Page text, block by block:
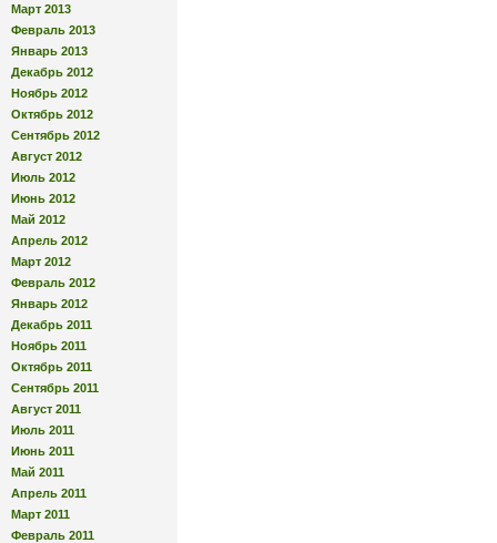
Март 2013
Февраль 2013
Январь 2013
Декабрь 2012
Ноябрь 2012
Октябрь 2012
Сентябрь 2012
Август 2012
Июль 2012
Июнь 2012
Май 2012
Апрель 2012
Март 2012
Февраль 2012
Январь 2012
Декабрь 2011
Ноябрь 2011
Октябрь 2011
Сентябрь 2011
Август 2011
Июль 2011
Июнь 2011
Май 2011
Апрель 2011
Март 2011
Февраль 2011